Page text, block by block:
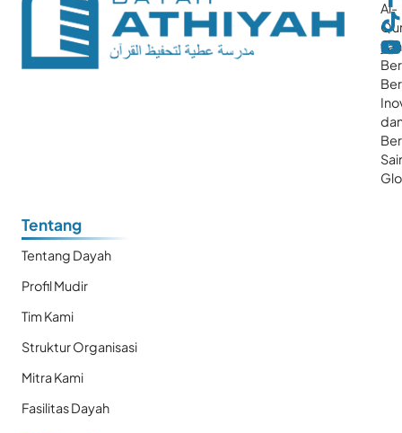
Al-
Tentang
Tentang Dayah
Profil Mudir
Tim Kami
Struktur Organisasi
Mitra Kami
Fasilitas Dayah